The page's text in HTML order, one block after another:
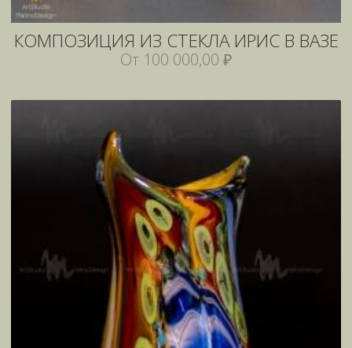
КОМПОЗИЦИЯ ИЗ СТЕКЛА ИРИС В ВАЗЕ
От 100 000,00 ₽